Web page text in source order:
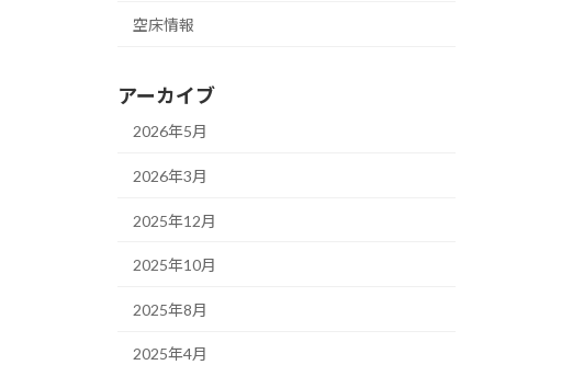
空床情報
アーカイブ
2026年5月
2026年3月
2025年12月
2025年10月
2025年8月
2025年4月